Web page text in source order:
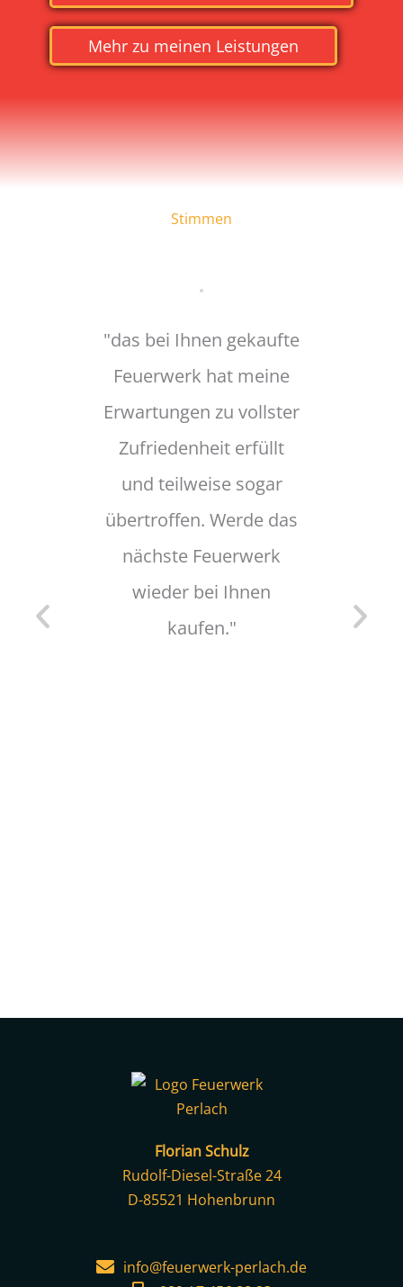
Mehr zu meinen Leistungen
Stimmen
"das bei Ihnen gekaufte
Feuerwerk hat meine
Erwartungen zu vollster
Zufriedenheit erfüllt
und teilweise sogar
übertroffen. Werde das
nächste Feuerwerk
wieder bei Ihnen
kaufen."
Florian Schulz
Rudolf-Diesel-Straße 24
D-85521 Hohenbrunn
info@feuerwerk-perlach.de